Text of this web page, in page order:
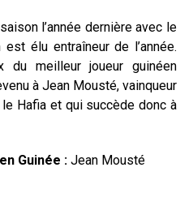
l’année dernière avec le
est élu entraîneur de l’année.
meilleur joueur guinéen
à Jean Mousté, vainqueur
Hafia et qui succède donc à
Guinée : Jean Mousté